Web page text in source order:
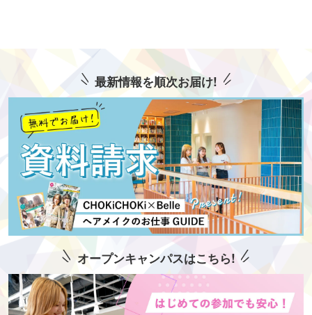
最新情報を順次お届け!
オープンキャンパスはこちら!